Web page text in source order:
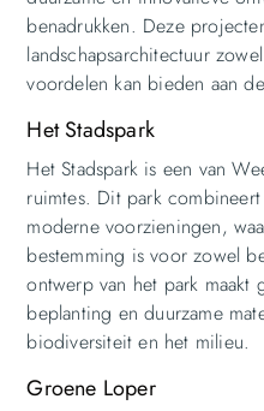
benadrukken. Deze
landschapsarchitectuur
voordelen kan bieden aan
Het Stadspark
Het Stadspark is een van
ruimtes. Dit park
moderne voorzieningen,
bestemming is voor zowel
ontwerp van het park maakt
beplanting en duurzame
biodiversiteit en het milieu.
Groene Loper